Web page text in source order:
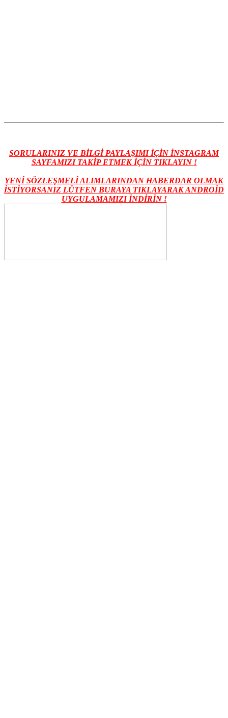
SORULARINIZ VE BİLGİ PAYLAŞIMI İÇİN İNSTAGRAM
SAYFAMIZI TAKİP ETMEK İÇİN TIKLAYIN !
YENİ SÖZLEŞMELİ ALIMLARINDAN HABERDAR OLMAK
İSTİYORSANIZ LÜTFEN BURAYA TIKLAYARAK ANDROİD
UYGULAMAMIZI İNDİRİN !